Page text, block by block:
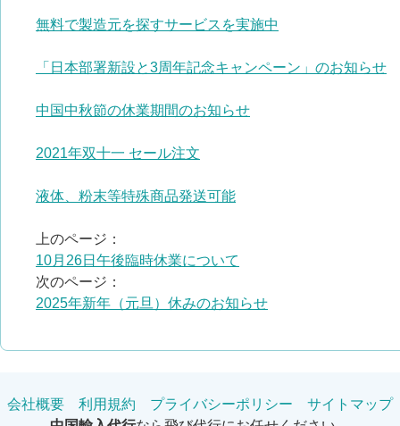
無料で製造元を探すサービスを実施中
「日本部署新設と3周年記念キャンペーン」のお知らせ
中国中秋節の休業期間のお知らせ
2021年双十一 セール注文
液体、粉末等特殊商品発送可能
上のページ：
10月26日午後臨時休業について
次のページ：
2025年新年（元旦）休みのお知らせ
会社概要 利用規約 プライバシーポリシー
サイトマップ